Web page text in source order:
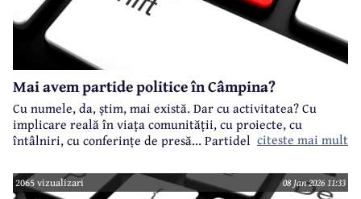
Mai avem partide politice în Câmpina?
Cu numele, da, știm, mai există. Dar cu activitatea? Cu
implicare reală în viața comunității, cu proiecte, cu
întâlniri, cu conferințe de presă... Partidele cu
PSD, PNL, USR, AUR - mai știți ceva de ele?
citeste mai mult
2065 vizualizari 08 Jan 2026 11:33